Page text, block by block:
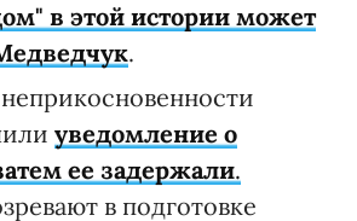
в этой истории может
.
уведомление о
ее задержали.
в подготовке